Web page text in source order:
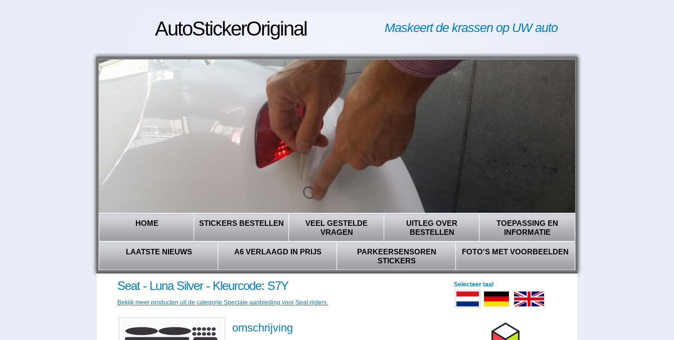
AutoStickerOriginal Maskeert de krassen op UW auto
HOME STICKERS BESTELLEN
VEEL GESTELDE
VRAGEN
UITLEG OVER
BESTELLEN
TOEPASSING EN
INFORMATIE
LAATSTE NIEUWS A6 VERLAAGD IN PRIJS
PARKEERSENSOREN
STICKERS
FOTO'S MET VOORBEELDEN
Seat - Luna Silver - Kleurcode: S7Y
Bekijk meer producten uit de categorie Speciale aanbieding voor Seat rijders.
omschrijving
Selecteer taal